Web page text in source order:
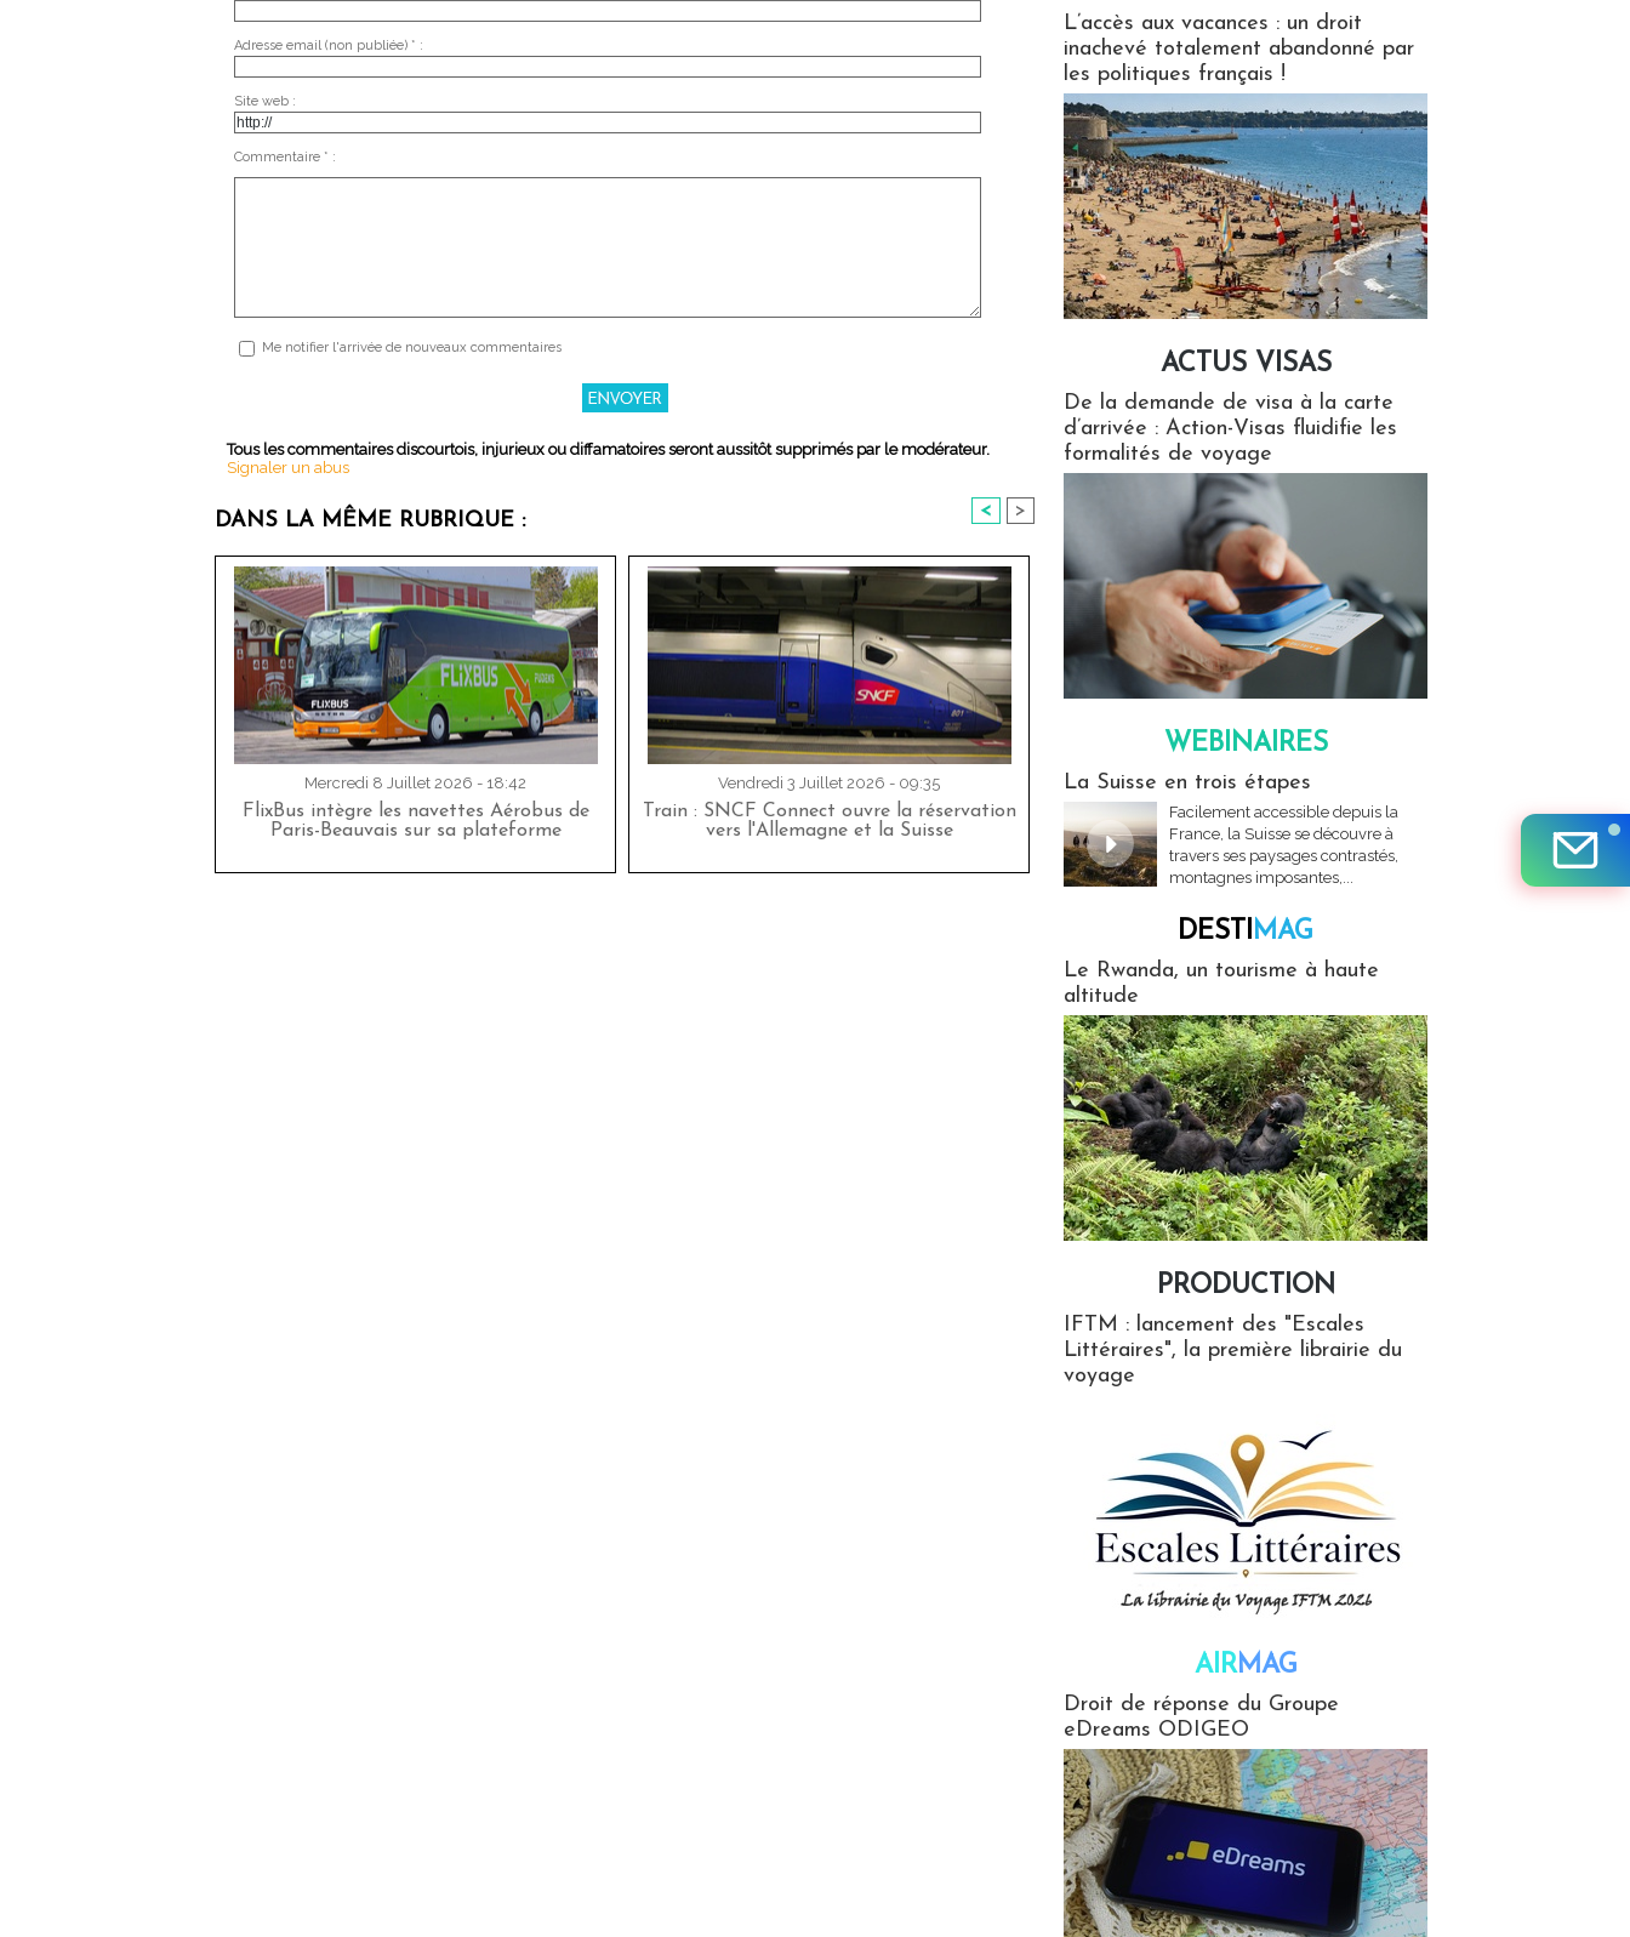
Adresse email (non publiée) * :
Site web :
Commentaire * :
Me notifier l'arrivée de nouveaux commentaires
Tous les commentaires discourtois, injurieux ou diffamatoires seront aussitôt supprimés par le modérateur.
Signaler un abus
DANS LA MÊME RUBRIQUE : < >
Mercredi 8 Juillet 2026 - 18:42
FlixBus intègre les navettes Aérobus de
Paris-Beauvais sur sa plateforme
Vendredi 3 Juillet 2026 - 09:35
Train : SNCF Connect ouvre la réservation
vers l'Allemagne et la Suisse
L’accès aux vacances : un droit
inachevé totalement abandonné par
les politiques français !
ACTUS VISAS
De la demande de visa à la carte
d’arrivée : Action-Visas fluidifie les
formalités de voyage
WEBINAIRES
La Suisse en trois étapes
Facilement accessible depuis la
France, la Suisse se découvre à
travers ses paysages contrastés,
montagnes imposantes,...
DESTIMAG
Le Rwanda, un tourisme à haute
altitude
PRODUCTION
IFTM : lancement des "Escales
Littéraires", la première librairie du
voyage
AIRMAG
Droit de réponse du Groupe
eDreams ODIGEO